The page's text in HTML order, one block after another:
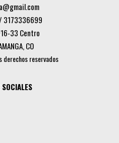
3173336699
33 Centro
CO
reservados
SOCIALES